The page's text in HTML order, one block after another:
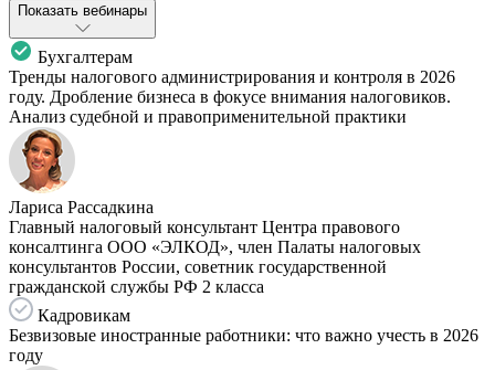
Показать вебинары
Бухгалтерам
Тренды налогового администрирования и контроля в 2026
году. Дробление бизнеса в фокусе внимания налоговиков.
Анализ судебной и правоприменительной практики
Лариса Рассадкина
Главный налоговый консультант Центра правового
консалтинга ООО «ЭЛКОД», член Палаты налоговых
консультантов России, советник государственной
гражданской службы РФ 2 класса
Кадровикам
Безвизовые иностранные работники: что важно учесть в 2026
году